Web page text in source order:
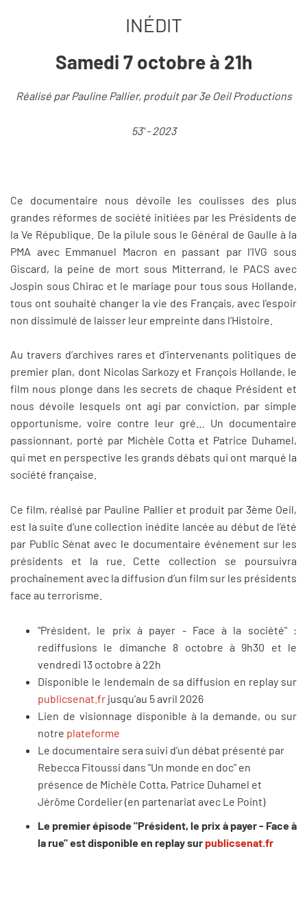
INÉDIT
Samedi 7 octobre à 21h
Réalisé par Pauline Pallier, produit par 3e Oeil Productions
53' - 2023
Ce documentaire nous dévoile les coulisses des plus
grandes réformes de société initiées par les Présidents de
la Ve République. De la pilule sous le Général de Gaulle à la
PMA avec Emmanuel Macron en passant par l’IVG sous
Giscard, la peine de mort sous Mitterrand, le PACS avec
Jospin sous Chirac et le mariage pour tous sous Hollande,
tous ont souhaité changer la vie des Français, avec l’espoir
non dissimulé de laisser leur empreinte dans l’Histoire.
Au travers d’archives rares et d’intervenants politiques de
premier plan, dont Nicolas Sarkozy et François Hollande, le
film nous plonge dans les secrets de chaque Président et
nous dévoile lesquels ont agi par conviction, par simple
opportunisme, voire contre leur gré… Un documentaire
passionnant, porté par Michèle Cotta et Patrice Duhamel,
qui met en perspective les grands débats qui ont marqué la
société française.
Ce film, réalisé par Pauline Pallier et produit par 3ème Oeil,
est la suite d’une collection inédite lancée au début de l’été
par Public Sénat avec le documentaire événement sur les
présidents et la rue. Cette collection se poursuivra
prochainement avec la diffusion d’un film sur les présidents
face au terrorisme.
"Président, le prix à payer - Face à la société" :
rediffusions le dimanche 8 octobre à 9h30 et le
vendredi 13 octobre à 22h
Disponible le lendemain de sa diffusion en replay sur
publicsenat.fr jusqu'au 5 avril 2026
Lien de visionnage disponible à la demande, ou sur
notre plateforme
Le documentaire sera suivi d'un débat présenté par
Rebecca Fitoussi dans "Un monde en doc" en
présence de Michèle Cotta, Patrice Duhamel et
Jérôme Cordelier (en partenariat avec Le Point)
Le premier épisode "Président, le prix à payer - Face à
la rue" est disponible en replay surpublicsenat.fr